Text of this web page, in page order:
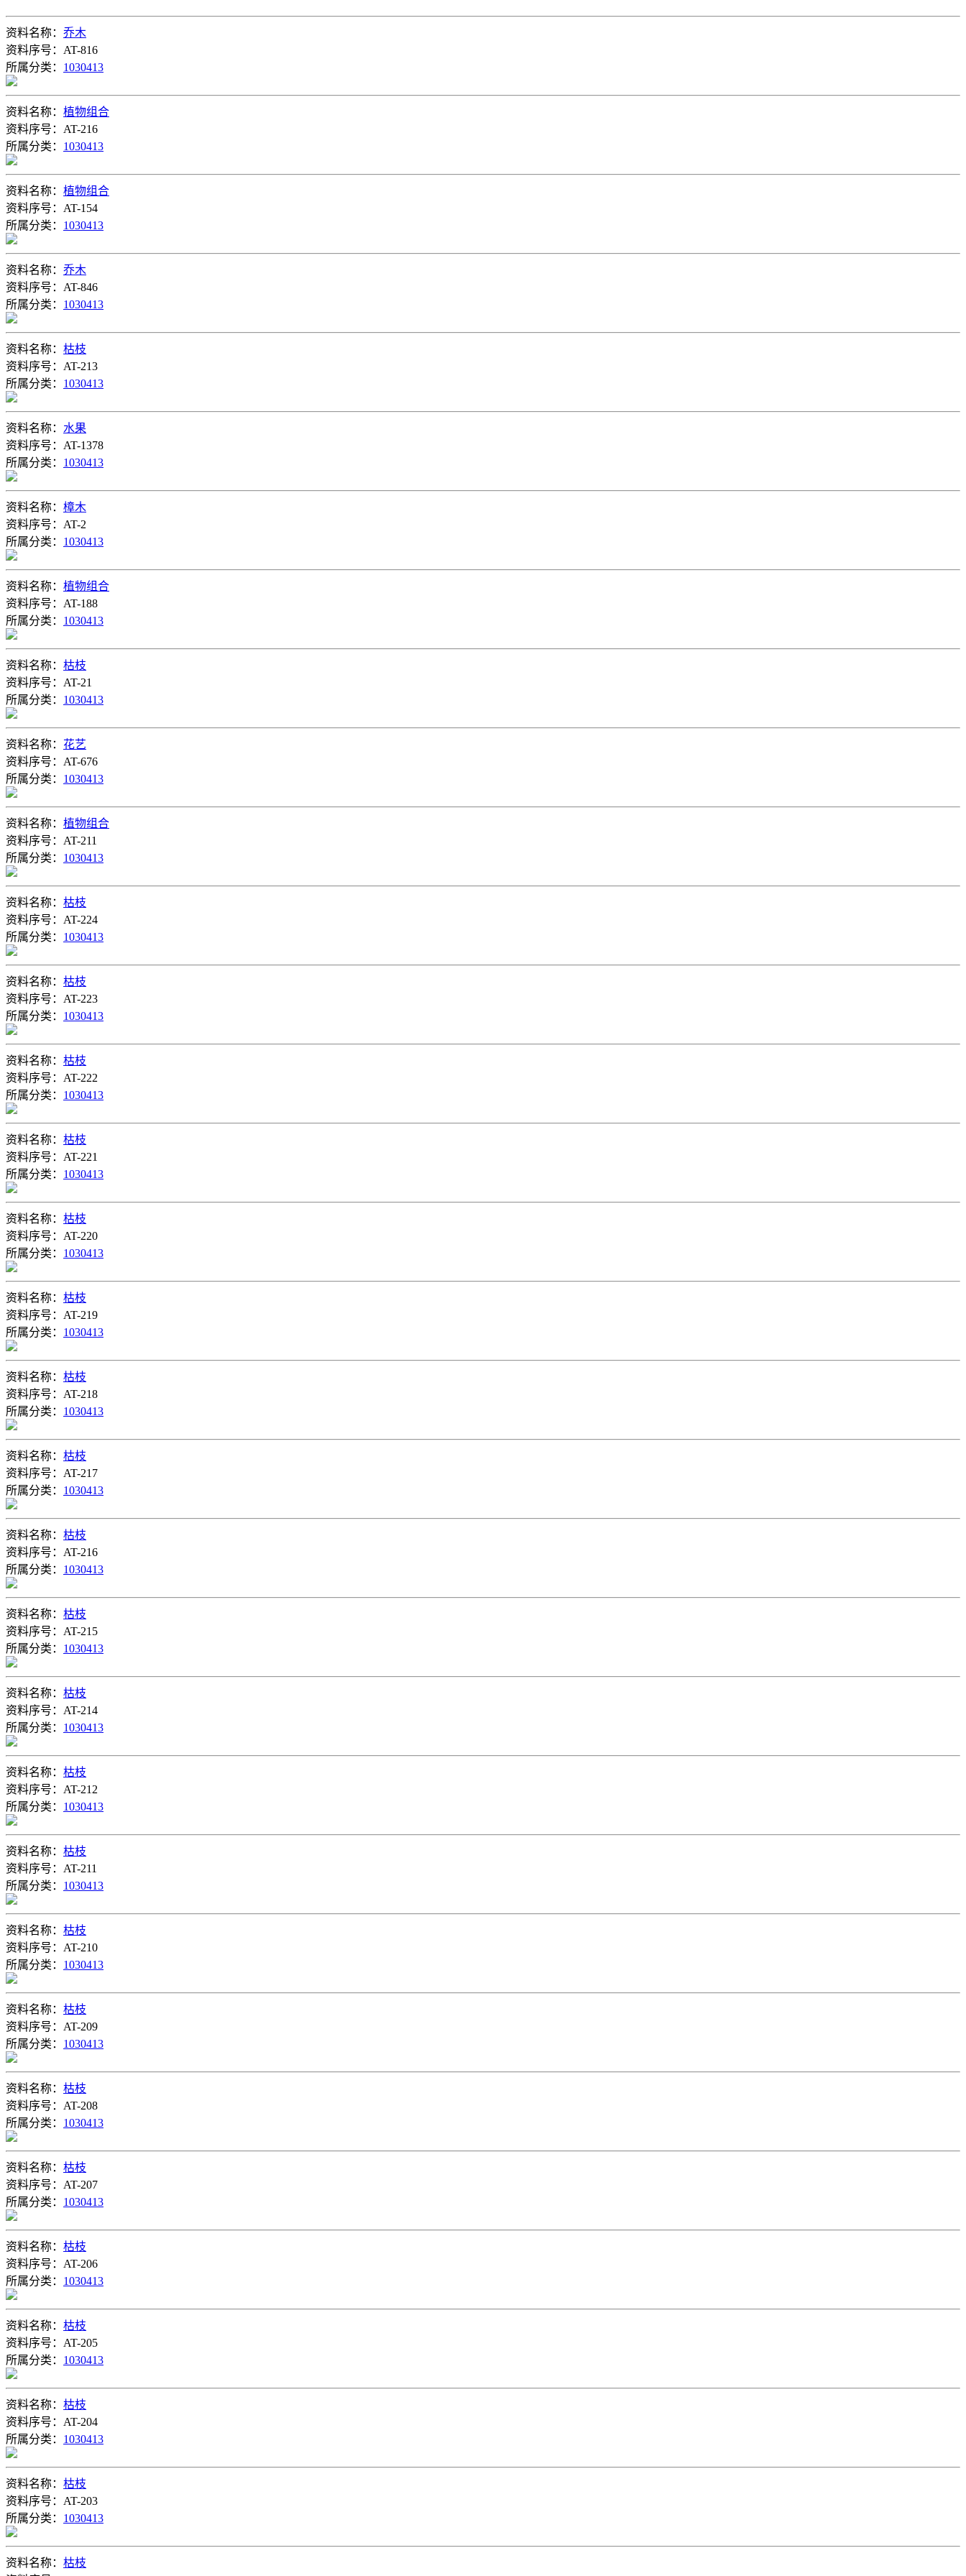
资料名称： 乔木
资料序号：AT-816
所属分类： 1030413
资料名称： 植物组合
资料序号：AT-216
所属分类： 1030413
资料名称： 植物组合
资料序号：AT-154
所属分类： 1030413
资料名称： 乔木
资料序号：AT-846
所属分类： 1030413
资料名称： 枯枝
资料序号：AT-213
所属分类： 1030413
资料名称： 水果
资料序号：AT-1378
所属分类： 1030413
资料名称： 樟木
资料序号：AT-2
所属分类： 1030413
资料名称： 植物组合
资料序号：AT-188
所属分类： 1030413
资料名称： 枯枝
资料序号：AT-21
所属分类： 1030413
资料名称： 花艺
资料序号：AT-676
所属分类： 1030413
资料名称： 植物组合
资料序号：AT-211
所属分类： 1030413
资料名称： 枯枝
资料序号：AT-224
所属分类： 1030413
资料名称： 枯枝
资料序号：AT-223
所属分类： 1030413
资料名称： 枯枝
资料序号：AT-222
所属分类： 1030413
资料名称： 枯枝
资料序号：AT-221
所属分类： 1030413
资料名称： 枯枝
资料序号：AT-220
所属分类： 1030413
资料名称： 枯枝
资料序号：AT-219
所属分类： 1030413
资料名称： 枯枝
资料序号：AT-218
所属分类： 1030413
资料名称： 枯枝
资料序号：AT-217
所属分类： 1030413
资料名称： 枯枝
资料序号：AT-216
所属分类： 1030413
资料名称： 枯枝
资料序号：AT-215
所属分类： 1030413
资料名称： 枯枝
资料序号：AT-214
所属分类： 1030413
资料名称： 枯枝
资料序号：AT-212
所属分类： 1030413
资料名称： 枯枝
资料序号：AT-211
所属分类： 1030413
资料名称： 枯枝
资料序号：AT-210
所属分类： 1030413
资料名称： 枯枝
资料序号：AT-209
所属分类： 1030413
资料名称： 枯枝
资料序号：AT-208
所属分类： 1030413
资料名称： 枯枝
资料序号：AT-207
所属分类： 1030413
资料名称： 枯枝
资料序号：AT-206
所属分类： 1030413
资料名称： 枯枝
资料序号：AT-205
所属分类： 1030413
资料名称： 枯枝
资料序号：AT-204
所属分类： 1030413
资料名称： 枯枝
资料序号：AT-203
所属分类： 1030413
资料名称： 枯枝